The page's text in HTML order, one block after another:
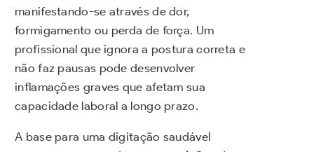
manifestando-se através de dor,
formigamento ou perda de força. Um
profissional que ignora a postura correta e
não faz pausas pode desenvolver
inflamações graves que afetam sua
capacidade laboral a longo prazo.
A base para uma digitação saudável